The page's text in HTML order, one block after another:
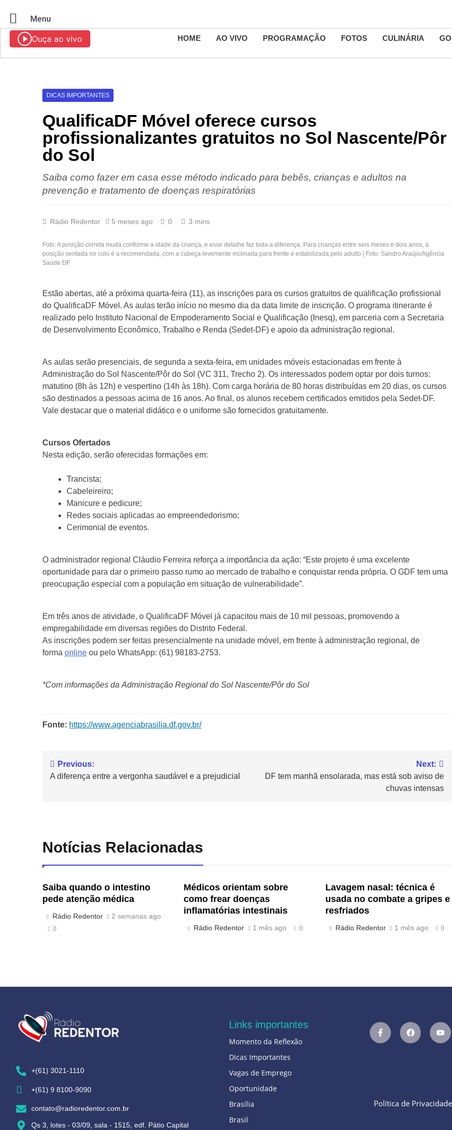
Menu
Ouça ao vivo HOME AO VIVO PROGRAMAÇÃO FOTOS CULINÁRIA
DICAS IMPORTANTES
QualificaDF Móvel oferece cursos
profissionalizantes gratuitos no Sol Nascente/Pôr
do Sol
Saiba como fazer em casa esse método indicado para bebês, crianças e adultos na
prevenção e tratamento de doenças respiratórias
Rádio Redentor 5 meses ago 0 3 mins
Foto: A posição correta muda conforme a idade da criança, e esse detalhe faz toda a diferença. Para crianças entre seis meses e dois anos, a
posição sentada no colo é a recomendada, com a cabeça levemente inclinada para frente e estabilizada pelo adulto | Foto: Sandro Araújo/Agência
Saúde DF
Estão abertas, até a próxima quarta-feira (11), as inscrições para os cursos gratuitos de qualificação profissional
do QualificaDF Móvel. As aulas terão início no mesmo dia da data limite de inscrição. O programa itinerante é
realizado pelo Instituto Nacional de Empoderamento Social e Qualificação (Inesq), em parceria com a Secretaria
de Desenvolvimento Econômico, Trabalho e Renda (Sedet-DF) e apoio da administração regional.
As aulas serão presenciais, de segunda a sexta-feira, em unidades móveis estacionadas em frente à
Administração do Sol Nascente/Pôr do Sol (VC 311, Trecho 2). Os interessados podem optar por dois turnos:
matutino (8h às 12h) e vespertino (14h às 18h). Com carga horária de 80 horas distribuídas em 20 dias, os cursos
são destinados a pessoas acima de 16 anos. Ao final, os alunos recebem certificados emitidos pela Sedet-DF.
Vale destacar que o material didático e o uniforme são fornecidos gratuitamente.
Cursos Ofertados
Nesta edição, serão oferecidas formações em:
Trancista;
Cabeleireiro;
Manicure e pedicure;
Redes sociais aplicadas ao empreendedorismo;
Cerimonial de eventos.
O administrador regional Cláudio Ferreira reforça a importância da ação: “Este projeto é uma excelente
oportunidade para dar o primeiro passo rumo ao mercado de trabalho e conquistar renda própria. O GDF tem uma
preocupação especial com a população em situação de vulnerabilidade”.
Em três anos de atividade, o QualificaDF Móvel já capacitou mais de 10 mil pessoas, promovendo a
empregabilidade em diversas regiões do Distrito Federal.
As inscrições podem ser feitas presencialmente na unidade móvel, em frente à administração regional, de
forma online ou pelo WhatsApp: (61) 98183-2753.
*Com informações da Administração Regional do Sol Nascente/Pôr do Sol
Fonte: https://www.agenciabrasilia.df.gov.br/
Previous:
A diferença entre a vergonha saudável e a prejudicial
Next:
DF tem manhã ensolarada, mas está sob aviso de
chuvas intensas
Notícias Relacionadas
Saiba quando o intestino
pede atenção médica
Rádio Redentor 2 semanas ago
0
Médicos orientam sobre
como frear doenças
inflamatórias intestinais
Rádio Redentor 1 mês ago 0
Lavagem nasal: técnica é
usada no combate a gripes e
resfriados
Rádio Redentor 1 mês ago 0
+(61) 3021-1110
+(61) 9 8100-9090
contato@radioredentor.com.br
Qs 3, lotes - 03/09, sala - 1515, edf. Pátio Capital
Links importantes
Momento da Reflexão
Dicas Importantes
Vagas de Emprego
Oportunidade
Brasília
Brasil
Política de Privacidade